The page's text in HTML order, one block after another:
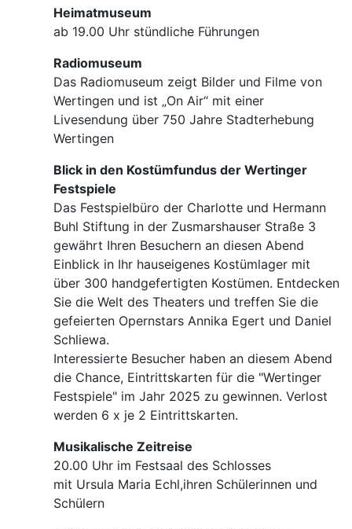
Heimatmuseum
ab 19.00 Uhr stündliche Führungen
Radiomuseum
Das Radiomuseum zeigt Bilder und Filme von
Wertingen und ist „On Air“ mit einer
Livesendung über 750 Jahre Stadterhebung
Wertingen
Blick in den Kostümfundus der Wertinger
Festspiele
Das Festspielbüro der Charlotte und Hermann
Buhl Stiftung in der Zusmarshauser Straße 3
gewährt Ihren Besuchern an diesen Abend
Einblick in Ihr hauseigenes Kostümlager mit
über 300 handgefertigten Kostümen. Entdecken
Sie die Welt des Theaters und treffen Sie die
gefeierten Opernstars Annika Egert und Daniel
Schliewa.
Interessierte Besucher haben an diesem Abend
die Chance, Eintrittskarten für die "Wertinger
Festspiele" im Jahr 2025 zu gewinnen. Verlost
werden 6 x je 2 Eintrittskarten.
Musikalische Zeitreise
20.00 Uhr im Festsaal des Schlosses
mit Ursula Maria Echl,ihren Schülerinnen und
Schülern